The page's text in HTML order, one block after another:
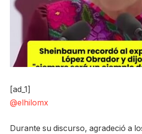
[ad_1]
@elhilomx
Durante su discurso, agradeció a